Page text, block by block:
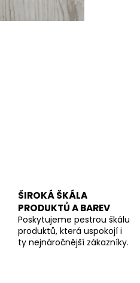
ŠIROKÁ ŠKÁLA
PRODUKTŮ A BAREV
Poskytujeme pestrou škálu
produktů, která uspokojí i
ty nejnáročnější zákazníky.